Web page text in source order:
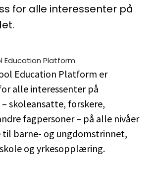
for alle interessenter på
Education Platform
Education Platform er
alle interessenter på
skoleansatte, forskere,
fagpersoner – på alle nivåer
til barne- og ungdomstrinnet,
og yrkesopplæring.